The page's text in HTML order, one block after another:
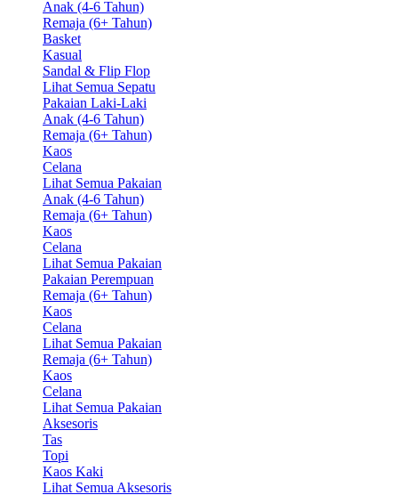
Anak (4-6 Tahun)
Remaja (6+ Tahun)
Basket
Kasual
Sandal & Flip Flop
Lihat Semua Sepatu
Pakaian Laki-Laki
Anak (4-6 Tahun)
Remaja (6+ Tahun)
Kaos
Celana
Lihat Semua Pakaian
Anak (4-6 Tahun)
Remaja (6+ Tahun)
Kaos
Celana
Lihat Semua Pakaian
Pakaian Perempuan
Remaja (6+ Tahun)
Kaos
Celana
Lihat Semua Pakaian
Remaja (6+ Tahun)
Kaos
Celana
Lihat Semua Pakaian
Aksesoris
Tas
Topi
Kaos Kaki
Lihat Semua Aksesoris